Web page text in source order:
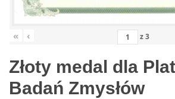
« ‹ z3
Złoty medal dla
Badań Zmysłów